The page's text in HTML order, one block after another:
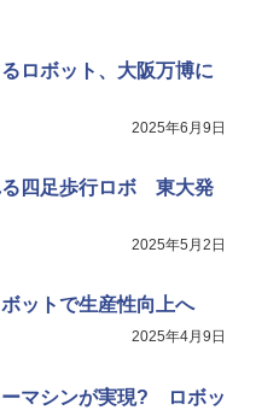
ロボット、大阪万博に
2025年6月9日
る四足歩行ロボ 東大発
2025年5月2日
ットで生産性向上へ
2025年4月9日
ーマシンが実現? ロボッ